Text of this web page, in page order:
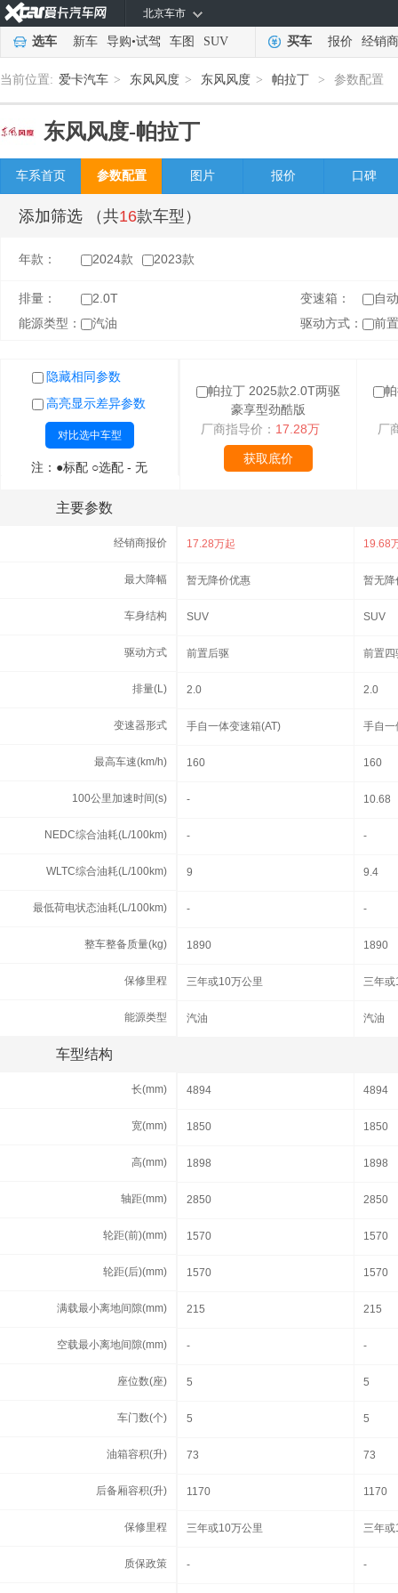
北京车市
选车 新车 导购•试驾 车图 SUV 买车 报价 经销商
当前位置: 爱卡汽车 > 东风风度 > 东风风度 > 帕拉丁 > 参数配置
东风风度-帕拉丁
车系首页 参数配置 图片 报价 口碑
添加筛选 （共16款车型）
年款： 2024款 2023款
排量： 2.0T 变速箱：
自动
能源类型：
汽油 驱动方式： 前
隐藏相同参数
高亮显示差异参数
对比选中车型
注：●标配 ○选配 - 无
帕拉丁 2025款2.0T两驱
豪享型劲酷版
厂商指导价： 17.28万
获取底价
厂
隐藏相同参数
高亮显示差异参数
对比选中车型
注：●标配 ○选配 - 无
主要参数
经销商报价 17.28万起 19.68
最大降幅 暂无降价优惠 暂无降
车身结构 SUV SUV
驱动方式 前置后驱 前置四
排量(L) 2.0 2.0
变速器形式 手自一体变速箱(AT) 手自一
最高车速(km/h) 160 160
100公里加速时间(s) - 10.68
NEDC综合油耗(L/100km) - -
WLTC综合油耗(L/100km) 9 9.4
最低荷电状态油耗(L/100km) - -
整车整备质量(kg) 1890 1890
保修里程 三年或10万公里 三年或
能源类型 汽油 汽油
车型结构
长(mm) 4894 4894
宽(mm) 1850 1850
高(mm) 1898 1898
轴距(mm) 2850 2850
轮距(前)(mm) 1570 1570
轮距(后)(mm) 1570 1570
满载最小离地间隙(mm) 215 215
空载最小离地间隙(mm) - -
座位数(座) 5 5
车门数(个) 5 5
油箱容积(升) 73 73
后备厢容积(升) 1170 1170
保修里程 三年或10万公里 三年或
质保政策 - -
主要参数
经销商报价
最大降幅
车身结构
驱动方式
排量(L)
变速器形式
最高车速(km/h)
100公里加速时间(s)
NEDC综合油耗(L/100km)
WLTC综合油耗(L/100km)
最低荷电状态油耗(L/100km)
整车整备质量(kg)
保修里程
能源类型
车型结构
长(mm)
宽(mm)
高(mm)
轴距(mm)
轮距(前)(mm)
轮距(后)(mm)
满载最小离地间隙(mm)
空载最小离地间隙(mm)
座位数(座)
车门数(个)
油箱容积(升)
后备厢容积(升)
保修里程
质保政策